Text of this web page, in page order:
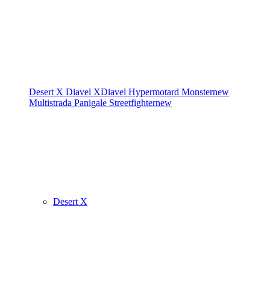
Desert X Diavel XDiavel Hypermotard Monsternew
Multistrada Panigale Streetfighternew
Desert X